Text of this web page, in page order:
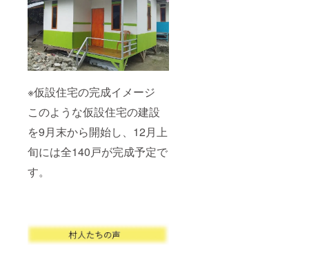
※仮設住宅の完成イメージ
このような仮設住宅の建設
を9月末から開始し、12月上
旬には全140戸が完成予定で
す。